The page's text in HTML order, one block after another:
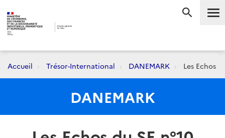
Accueil Trésor-International DANEMARK Les Echos
DANEMARK